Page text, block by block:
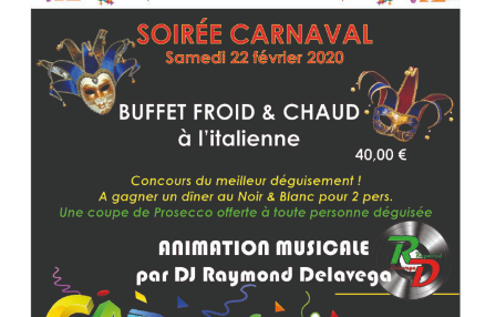
N
C
Brasserie-Restaurant-Pizzeria